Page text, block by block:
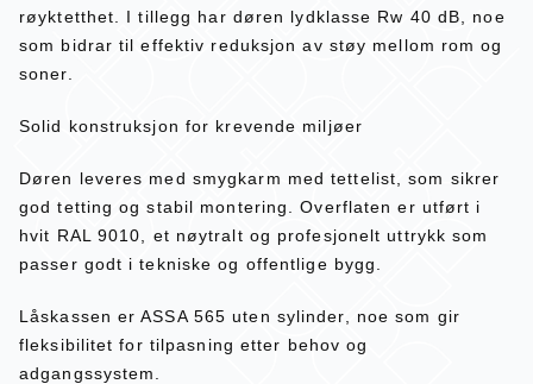
røyktetthet. I tillegg har døren lydklasse Rw 40 dB, noe
som bidrar til effektiv reduksjon av støy mellom rom og
soner.
Solid konstruksjon for krevende miljøer
Døren leveres med smygkarm med tettelist, som sikrer
god tetting og stabil montering. Overflaten er utført i
hvit RAL 9010, et nøytralt og profesjonelt uttrykk som
passer godt i tekniske og offentlige bygg.
Låskassen er ASSA 565 uten sylinder, noe som gir
fleksibilitet for tilpasning etter behov og
adgangssystem.